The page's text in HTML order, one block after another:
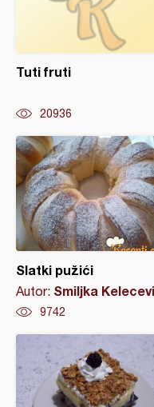
Tuti fruti
20936
Slatki pužići
Autor: Smiljka
9742